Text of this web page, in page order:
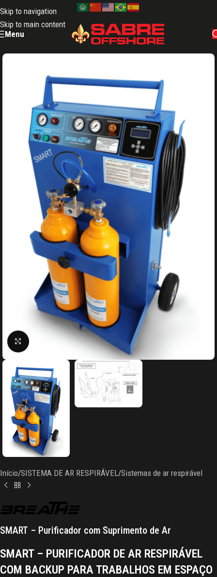
Skip to navigation
Skip to main content
Menu
Clique para ampliar
Início/SISTEMA DE AR RESPIRÁVEL/Sistemas de ar respirável
SMART – Purificador com Suprimento de Ar
SMART – PURIFICADOR DE AR RESPIRÁVEL
COM BACKUP PARA TRABALHOS EM ESPAÇO